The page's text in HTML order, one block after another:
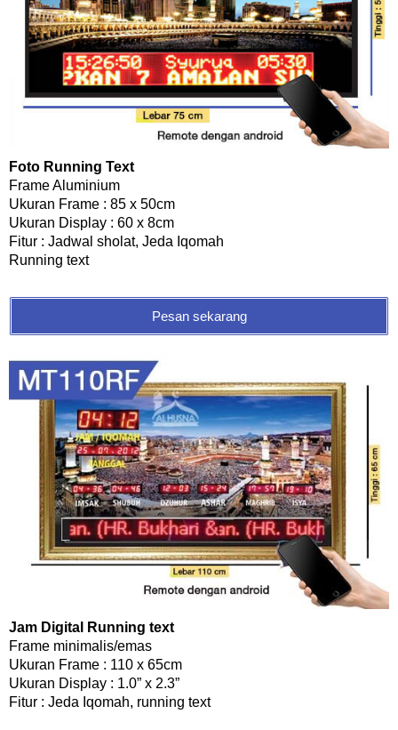
Foto Running Text
Frame Aluminium
Ukuran Frame : 85 x 50cm
Ukuran Display : 60 x 8cm
Fitur : Jadwal sholat, Jeda Iqomah
Running text
Pesan sekarang
Jam Digital Running text
Frame minimalis/emas
Ukuran Frame : 110 x 65cm
Ukuran Display : 1.0” x 2.3”
Fitur : Jeda Iqomah, running text